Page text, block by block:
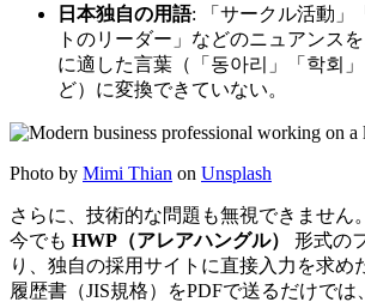
日本独自の用語: 「サークル活動」
トのリーダー」などのニュアンス
に適した言葉（「동아리」「학회
ど）に変換できていない。
Photo by Mimi Thian on Unsplash
さらに、技術的な問題も無視できません
今でも ​ HWP（アレアハングル）
形式の
り、独自の採用サイトに直接入力を求め
履歴書（JIS規格）をPDFで送るだけでは